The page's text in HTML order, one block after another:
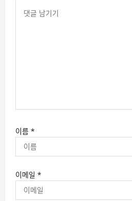
이름 *
이메일 *